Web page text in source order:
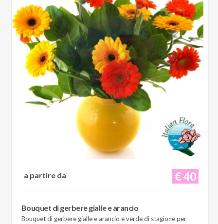
€ 40
a partire da
Bouquet di gerbere gialle e arancio
Bouquet di gerbere gialle e arancio e verde di stagione per